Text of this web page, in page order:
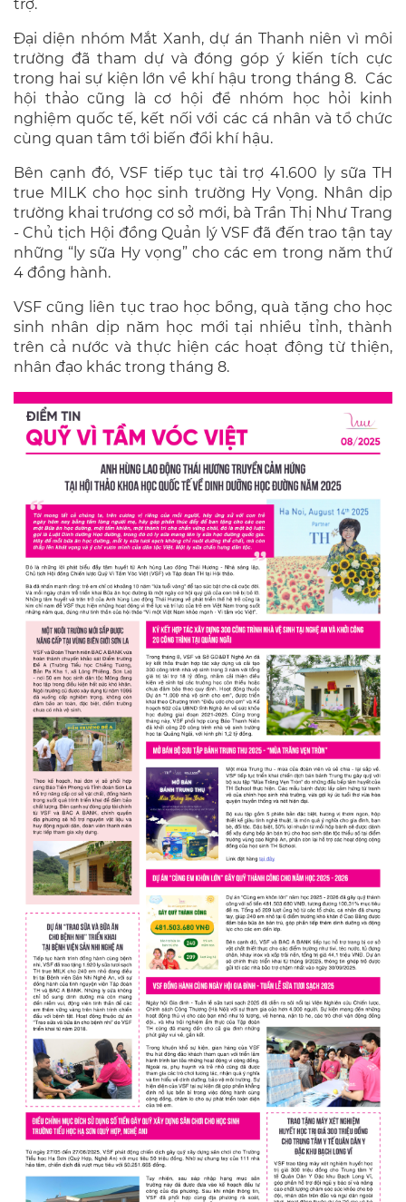
trợ.
Đại diện nhóm Mắt Xanh, dự án Thanh niên vì môi
trường đã tham dự và đóng góp ý kiến tích cực
trong hai sự kiện lớn về khí hậu trong tháng 8. Các
hội thảo cũng là cơ hội để nhóm học hỏi kinh
nghiệm quốc tế, kết nối với các cá nhân và tổ chức
cùng quan tâm tới biến đổi khí hậu.
Bên cạnh đó, VSF tiếp tục tài trợ 41.600 ly sữa TH
true MILK cho học sinh trường Hy Vọng. Nhân dịp
trường khai trương cơ sở mới, bà Trần Thị Như Trang
- Chủ tịch Hội đồng Quản lý VSF đã đến trao tận tay
những “ly sữa Hy vọng” cho các em trong năm thứ
4 đồng hành.
VSF cũng liên tục trao học bổng, quà tặng cho học
sinh nhân dịp năm học mới tại nhiều tỉnh, thành
trên cả nước và thực hiện các hoạt động từ thiện,
nhân đạo khác trong tháng 8.